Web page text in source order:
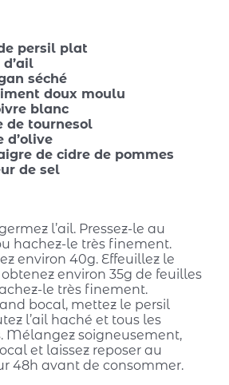
persil plat
d’ail
séché
doux moulu
blanc
de tournesol
d’olive
de cidre de pommes
de sel
l’ail. Pressez-le au
hachez-le très finement.
environ 40g. Effeuillez le
obtenez environ 35g de feuilles
le très finement.
bocal, mettez le persil
l’ail haché et tous les
Mélangez soigneusement,
et laissez reposer au
48h avant de consommer.